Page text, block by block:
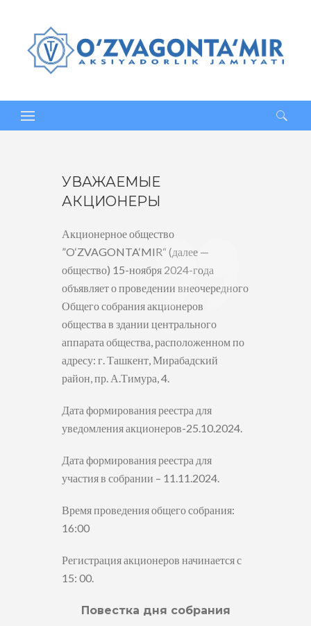
Найти:
УВАЖАЕМЫЕ
АКЦИОНЕРЫ
Акционерное общество
”O‘ZVAGONTA‘MIR“ (далее —
общество) 15-ноября 2024-года
объявляет о проведении внеочередного
Общего собрания акционеров
общества в здании центрального
аппарата общества, расположенном по
адресу: г. Ташкент, Мирабадский
район, пр. А.Тимура, 4.
Дата формирования реестра для
уведомления акционеров-25.10.2024.
Дата формирования реестра для
участия в собрании – 11.11.2024.
Время проведения общего собрания:
16:00
Регистрация акционеров начинается с
15: 00.
Повестка дня собрания